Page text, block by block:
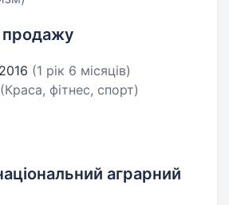
(1 рік 6 місяців)
(Краса, фітнес, спорт)
аграрний